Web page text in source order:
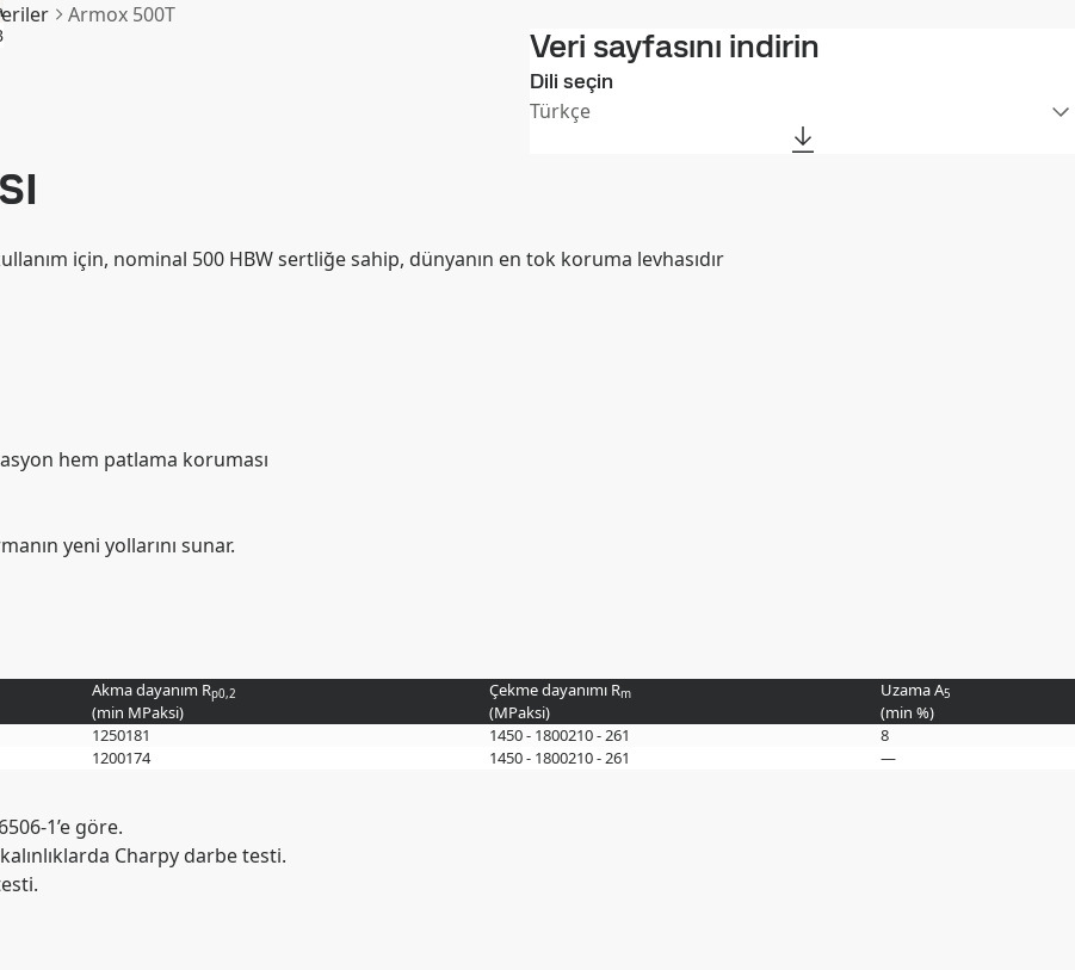
Armox 500T
Veri sayfasını indirin
Dili seçin
Türkçe
için, nominal 500 HBW sertliğe sahip, dünyanın en tok koruma levhasıdır
hem patlama koruması
yeni yollarını sunar.
Akma dayanım Rp0,2
(min MPaksi)
Çekme dayanımı Rm
(MPaksi)
Uzama A5
(min %)
1250181 1450 - 1800210 - 261
8
1200174 1450 - 1800210 - 261 —
1’e göre.
Charpy darbe testi.